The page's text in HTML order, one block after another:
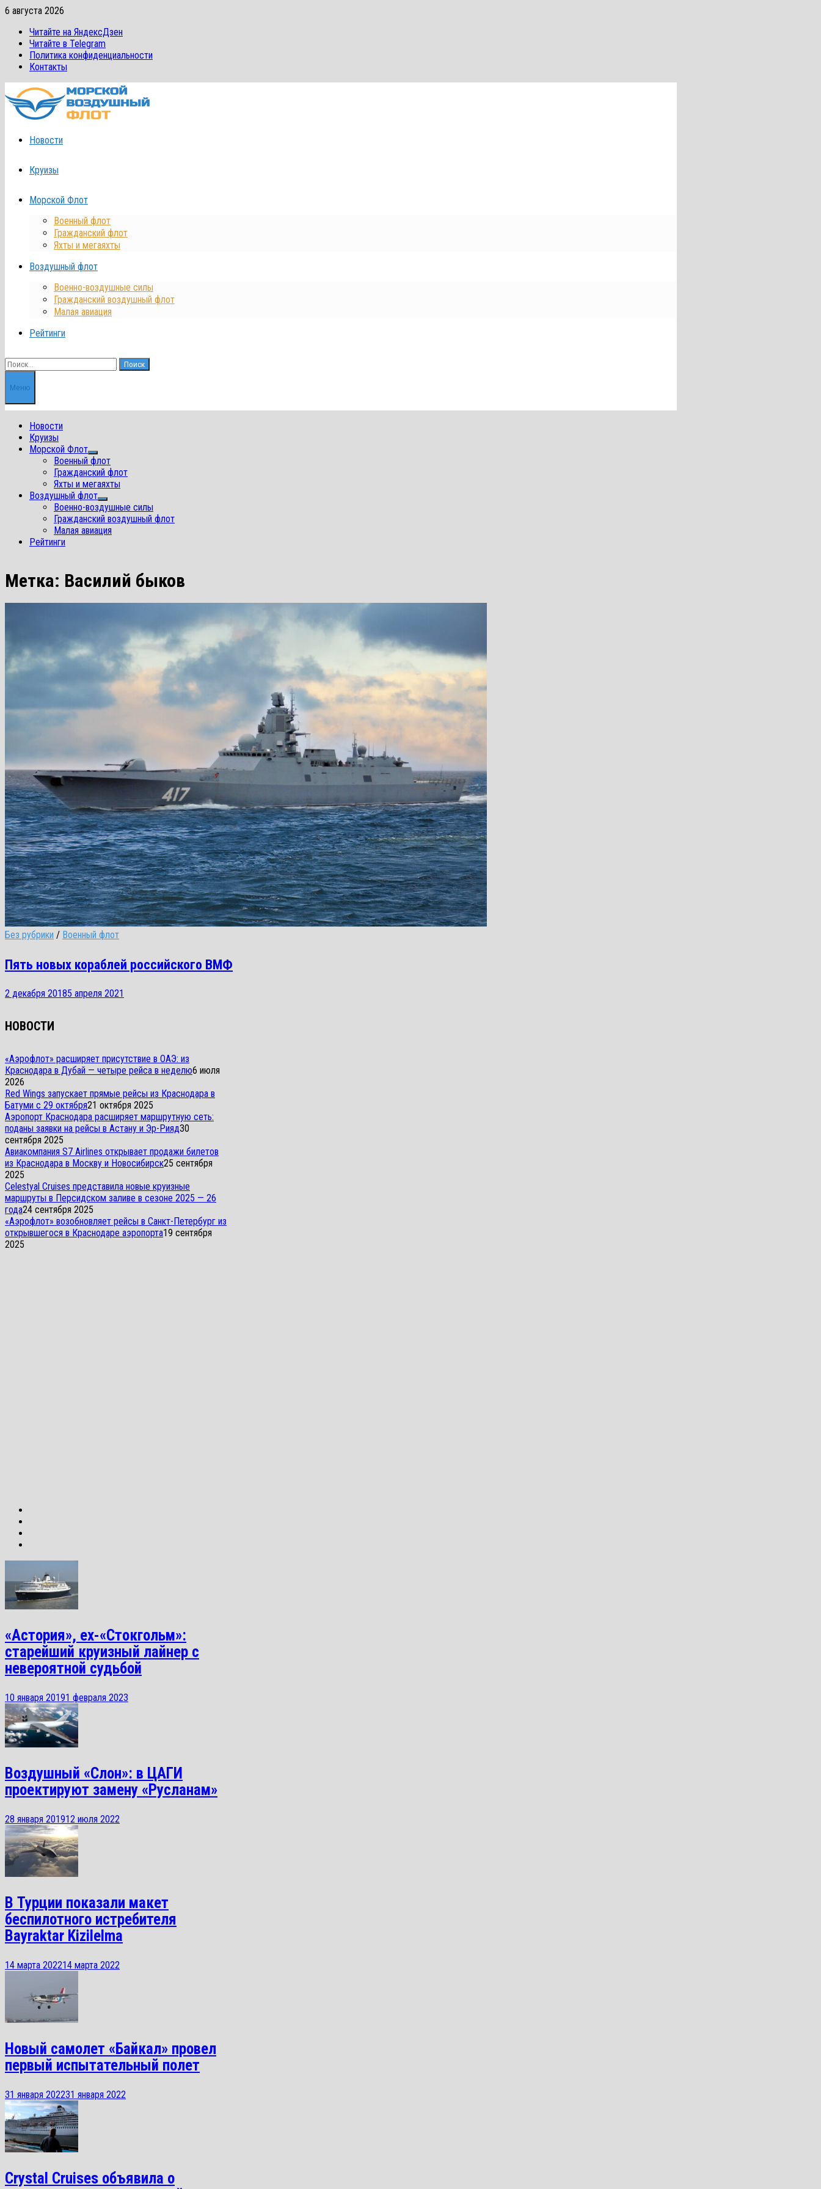
Перейти
содержимому
6 августа 2026
Читайте на ЯндексДзен
Читайте в Telegram
Политика конфиденциальности
Контакты
Новости
Круизы
Морской Флот
Военный флот
Гражданский флот
Яхты и мегаяхты
Воздушный флот
Военно-воздушные силы
Гражданский воздушный флот
Малая авиация
Рейтинги
Найти:
Меню
Новости
Круизы
Морской Флот
Показать
подменю
Военный флот
Гражданский флот
Яхты и мегаяхты
Воздушный флот
Показать
подменю
Военно-воздушные силы
Гражданский воздушный флот
Малая авиация
Рейтинги
Метка: Василий быков
Без рубрики / Военный флот
Пять новых кораблей российского ВМФ
2 декабря 20185 апреля 2021
НОВОСТИ
«Аэрофлот» расширяет присутствие в ОАЭ: из
Краснодара в Дубай — четыре рейса в неделю6 июля
2026
Red Wings запускает прямые рейсы из Краснодара в
Батуми с 29 октября21 октября 2025
Аэропорт Краснодара расширяет маршрутную сеть:
поданы заявки на рейсы в Астану и Эр-Рияд30
сентября 2025
Авиакомпания S7 Airlines открывает продажи билетов
из Краснодара в Москву и Новосибирск25 сентября
2025
Celestyal Cruises представила новые круизные
маршруты в Персидском заливе в сезоне 2025 — 26
года24 сентября 2025
«Аэрофлот» возобновляет рейсы в Санкт-Петербург из
открывшегося в Краснодаре аэропорта19 сентября
2025
«Астория», ex-«Стокгольм»:
старейший круизный лайнер с
невероятной судьбой
10 января 20191 февраля 2023
Воздушный «Слон»: в ЦАГИ
проектируют замену «Русланам»
28 января 201912 июля 2022
В Турции показали макет
беспилотного истребителя
Bayraktar Kizilelma
14 марта 202214 марта 2022
Новый самолет «Байкал» провел
первый испытательный полет
31 января 202231 января 2022
Crystal Cruises объявила о